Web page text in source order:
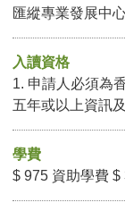
匯縱專業發展中
入讀資格
1. 申請人必須為
五年或以上資訊
學費
$ 975 資助學費 $